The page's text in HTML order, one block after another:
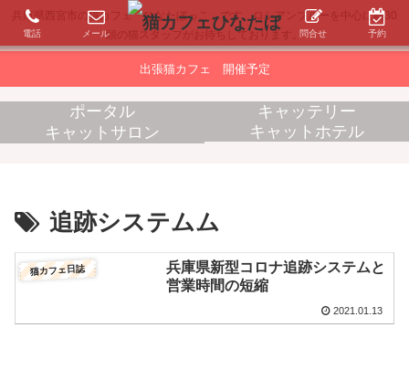
兵庫県西宮市の猫カフェ「ひなたぼっこ」です。ロシアンブルーを中心に約30
頭の猫スタッフがお待ちしております。
出張猫カフェ 開催予定
ポータル
キャッテリー
キャットサロン
キャットホテル
追跡システムム
猫カフェ日誌
兵庫県新型コロナ追跡システムと
営業時間の短縮
2021.01.13
電話 メール 問合せ 予約